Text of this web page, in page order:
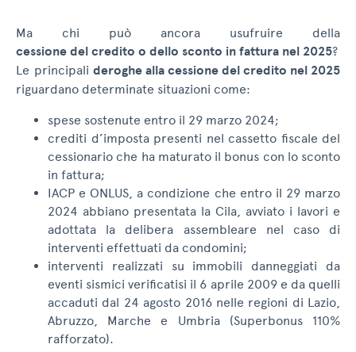
Ma chi può ancora usufruire della
cessione del credito o dello sconto in fattura nel 2025?
Le principali deroghe alla cessione del credito nel 2025
riguardano determinate situazioni come:
spese sostenute entro il 29 marzo 2024;
crediti d’imposta presenti nel cassetto fiscale del
cessionario che ha maturato il bonus con lo sconto
in fattura;
IACP e ONLUS, a condizione che entro il 29 marzo
2024 abbiano presentata la Cila, avviato i lavori e
adottata la delibera assembleare nel caso di
interventi effettuati da condomini;
interventi realizzati su immobili danneggiati da
eventi sismici verificatisi il 6 aprile 2009 e da quelli
accaduti dal 24 agosto 2016 nelle regioni di Lazio,
Abruzzo, Marche e Umbria (Superbonus 110%
rafforzato).